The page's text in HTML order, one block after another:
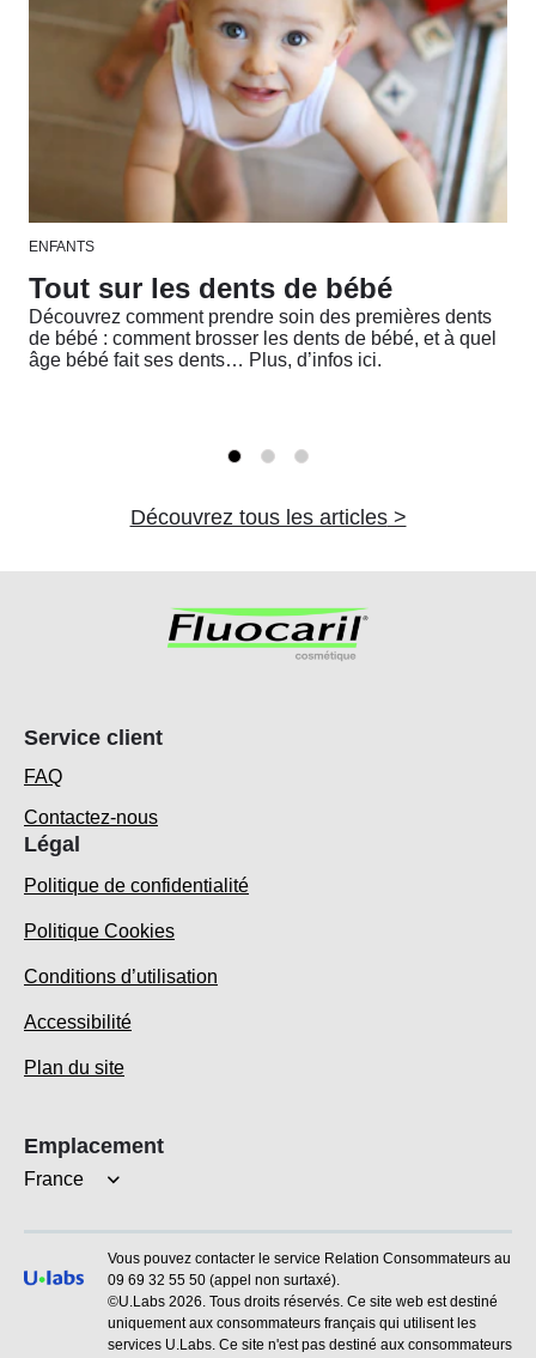
ENFANTS
Tout sur les dents de bébé
Découvrez comment prendre soin des premières dents
de bébé : comment brosser les dents de bébé, et à quel
âge bébé fait ses dents… Plus, d’infos ici.
Découvrez tous les articles
Service client
FAQ
Contactez-nous
Légal
Politique de confidentialité
Paramètres des cookies
Politique Cookies
Conditions d’utilisation
Accessibilité
Emplacement
Vous pouvez contacter le service Relation Consommateurs au
09 69 32 55 50 (appel non surtaxé).
©U.Labs 2026. Tous droits réservés. Ce site web est destiné